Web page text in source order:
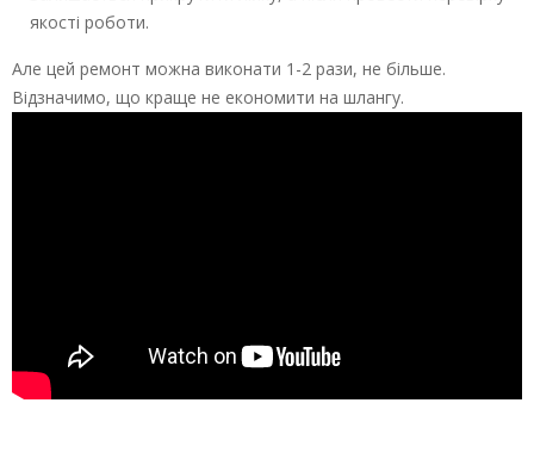
якості роботи.
Але цей ремонт можна виконати 1-2 рази, не більше.
Відзначимо, що краще не економити на шлангу.